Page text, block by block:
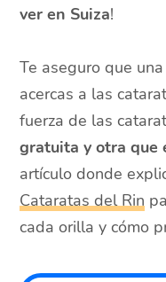
ver en Suiza!
Te aseguro que
acercas a las
fuerza de las
gratuita y otra que
artículo donde
Cataratas del Rin
cada orilla y cómo